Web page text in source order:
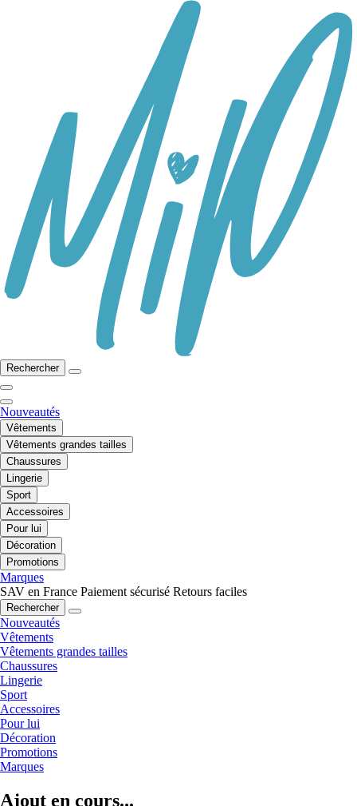
Rechercher
Nouveautés
Vêtements
Vêtements grandes tailles
Chaussures
Lingerie
Sport
Accessoires
Pour lui
Décoration
Promotions
Marques
SAV en France Paiement sécurisé Retours faciles
Rechercher
Nouveautés
Vêtements
Vêtements grandes tailles
Chaussures
Lingerie
Sport
Accessoires
Pour lui
Décoration
Promotions
Marques
Ajout en cours...